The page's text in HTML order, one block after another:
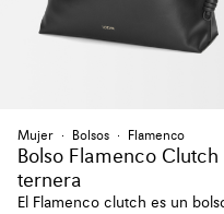
Mujer Bolsos Flamenco
Bolso Flamenco
ternera
El Flamenco clutch es un